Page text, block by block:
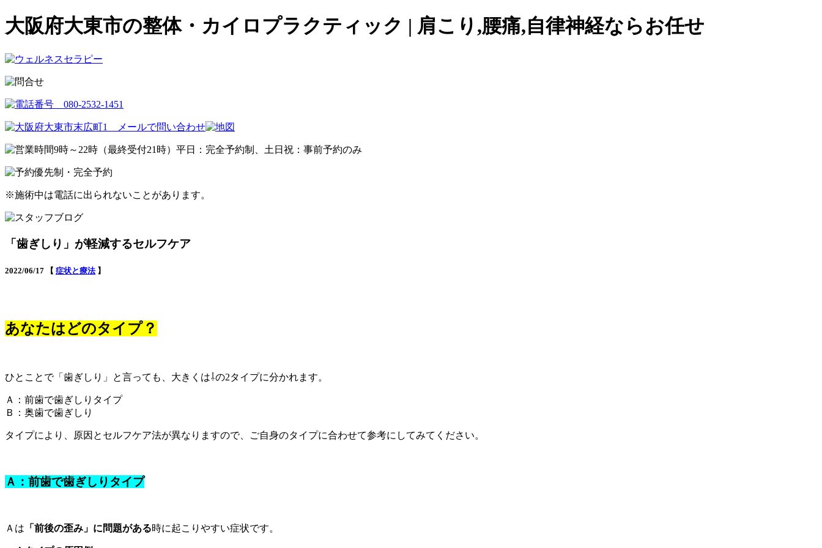
大阪府大東市の整体・カイロプラクティック | 肩こり,腰痛,自律神経ならお任せ
※施術中は電話に出られないことがあります。
「歯ぎしり」が軽減するセルフケア
2022/06/17 【 症状と療法】
あなたはどのタイプ？
ひとことで「歯ぎしり」と言っても、大きくは⇩の2タイプに分かれます。
Ａ：前歯で歯ぎしりタイプ
Ｂ：奥歯で歯ぎしり
タイプにより、原因とセルフケア法が異なりますので、ご自身のタイプに合わせて参考にしてみてください。
Ａ：前歯で歯ぎしりタイプ
Ａは 「前後の歪み」に問題がある時に起こりやすい症状です。